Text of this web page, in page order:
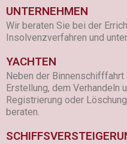
UNTERNEHMEN
Wir beraten Sie bei der
Insolvenzverfahren und
YACHTEN
Neben der
Erstellung, dem Verhandeln
Registrierung oder
beraten.